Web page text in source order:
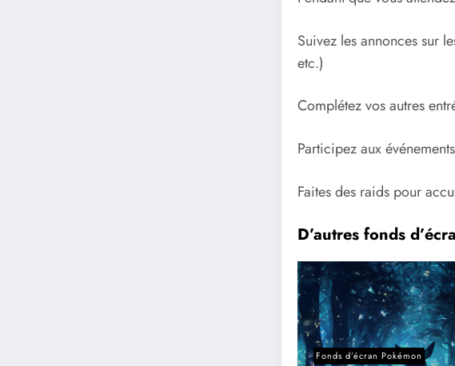
Suivez les annonces sur
etc.)
Complétez vos autres
Participez aux
Faites des raids pour
D’autres fonds
Fonds d’écran Pokémon